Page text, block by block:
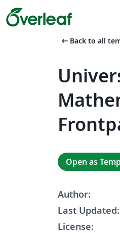
arrow_left_alt Back to all
Open as
Author:
Last Updated:
License: